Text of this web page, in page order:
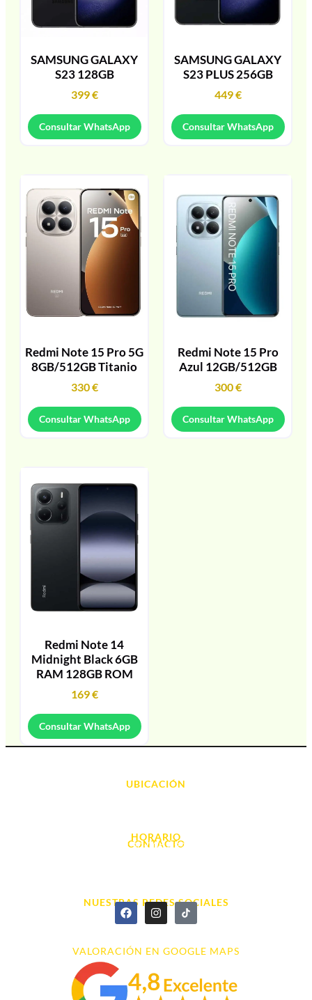
SAMSUNG GALAXY
S23 128GB
399€
Consultar WhatsApp
SAMSUNG GALAXY
S23 PLUS 256GB
449€
Consultar WhatsApp
Redmi Note 15 Pro 5G
8GB/512GB Titanio
330€
Consultar WhatsApp
Redmi Note 15 Pro
Azul 12GB/512GB
300€
Consultar WhatsApp
Redmi Note 14
Midnight Black 6GB
RAM 128GB ROM
169€
Consultar WhatsApp
UBICACIÓN
HORARIO
L. - S. 10:00h a 22:00h
CONTACTO
NUESTRAS REDES SOCIALES
VALORACIÓN EN GOOGLE MAPS